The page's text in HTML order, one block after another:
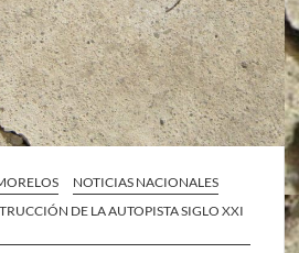
NOTICIAS NACIONALES
DE LA AUTOPISTA SIGLO XXI